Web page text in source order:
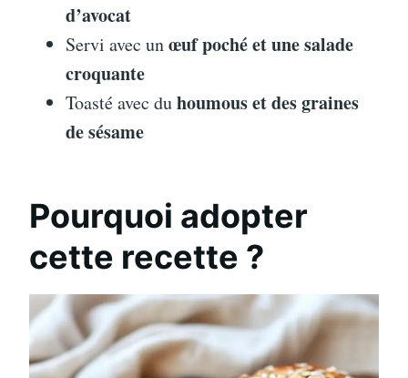
d’avocat
Servi avec unœuf poché et une salade
croquante
Toasté avec duhoumous et des graines
de sésame
Pourquoi adopter
cette recette ?